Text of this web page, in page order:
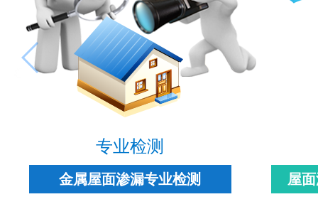
专业检测
金属屋面渗漏专业检测 屋